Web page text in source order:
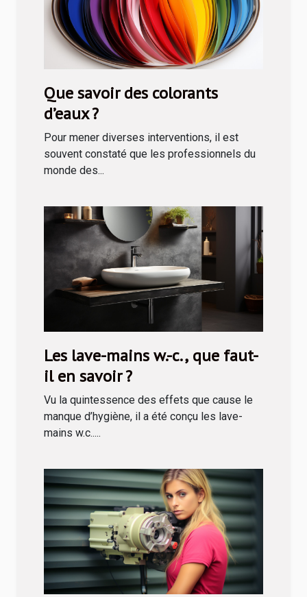
Que savoir des colorants
d’eaux ?
Pour mener diverses interventions, il est
souvent constaté que les professionnels du
monde des...
Les lave-mains w.-c., que faut-
il en savoir ?
Vu la quintessence des effets que cause le
manque d’hygiène, il a été conçu les lave-
mains w.c.....